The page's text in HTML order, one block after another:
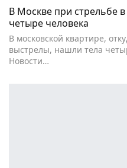
В Москве при стрельбе
четыре человека
В московской квартире,
выстрелы, нашли тела
Новости…